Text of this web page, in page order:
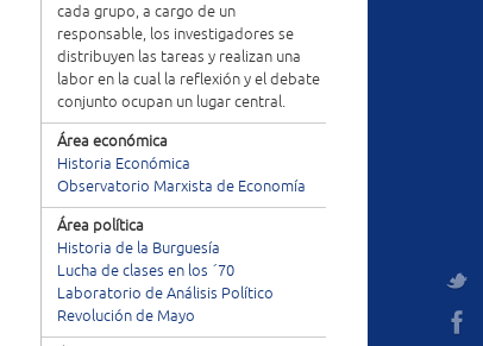
cada grupo, a cargo de un
responsable, los investigadores se
distribuyen las tareas y realizan una
labor en la cual la reflexión y el debate
conjunto ocupan un lugar central.
Área económica
Historia Económica
Observatorio Marxista de Economía
Área política
Historia de la Burguesía
Lucha de clases en los ´70
Laboratorio de Análisis Político
Revolución de Mayo